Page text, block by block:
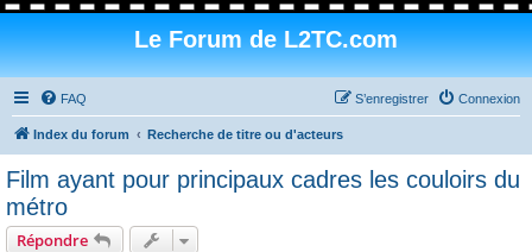
Le Forum de L2TC.com
FAQ Connexion
S’enregistrer
Index du forum Recherche de titre ou d'acteurs
Film ayant pour principaux cadres les couloirs du
métro
Répondre